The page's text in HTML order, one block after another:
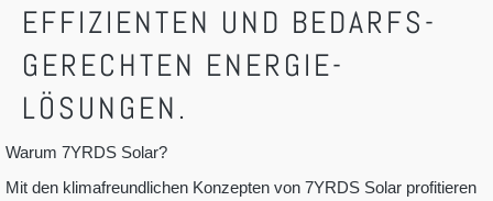
EFFIZIENTEN UND BEDARFS­
GERECHTEN ENERGIE­
LÖSUNGEN.
Warum 7YRDS Solar?
Mit den klimafreundlichen Konzepten von 7YRDS Solar profitieren